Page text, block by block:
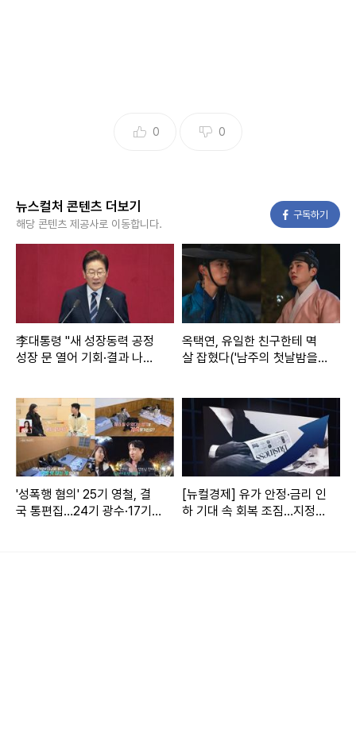
사진=모텔 캘리포니아
지난 7회에서는 강희와 연수가 아찔한 입맞춤을 해프닝으로
여기고 ‘친구’가 되기로 결정했지만 본인들만 모르는 알콩달콩
한 사랑싸움을 벌이는 모습으로 보는 이들의 애간장을 녹였다.
이에 이 정도도 못하냐’는 핑계로 데이트 아닌 데이트를 즐기
고, 강희의 자취방까지 함께 들어가게 되며 아찔한 설렘을 폭
발시키고 있다.
공개된 스틸 속 두 사람은 현실 커플 그 자체인 달달한 투샷으
로 보는 이들의 마음을 핑크빛 설렘으로 물들인다. 장난기 가
0 0
뉴스컬처 콘텐츠 더보기
해당 콘텐츠 제공사로 이동합니다.
구독하기
李대통령 "새 성장동력 공정
성장 문 열어 기회·결과 나누
옥택연, 유일한 친구한테 멱
살 잡혔다('남주의 첫날밤을
'성폭행 혐의' 25기 영철, 결
국 통편집…24기 광수·17기
[뉴컬경제] 유가 안정·금리 인
하 기대 속 회복 조짐…지정학